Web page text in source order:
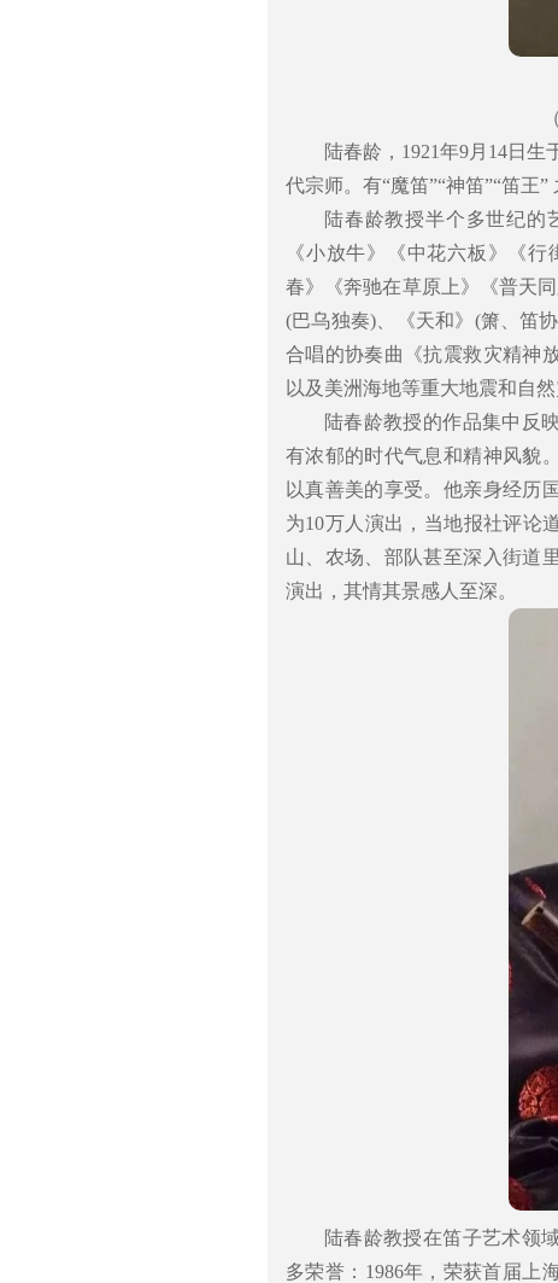
陆春龄，1921年9月14日
代宗师。有“魔笛”“神笛”“笛王”
陆春龄教授半个多世纪的
《小放牛》《中花六板》《
春》《奔驰在草原上》《普天
(巴乌独奏)、《天和》(箫、笛
合唱的协奏曲《抗震救灾精神
以及美洲海地等重大地震和自
陆春龄教授的作品集中反
有浓郁的时代气息和精神风貌
以真善美的享受。他亲身经历
为10万人演出，当地报社评论
山、农场、部队甚至深入街道
演出，其情其景感人至深。
陆春龄教授在笛子艺术领
多荣誉：1986年，荣获首届上